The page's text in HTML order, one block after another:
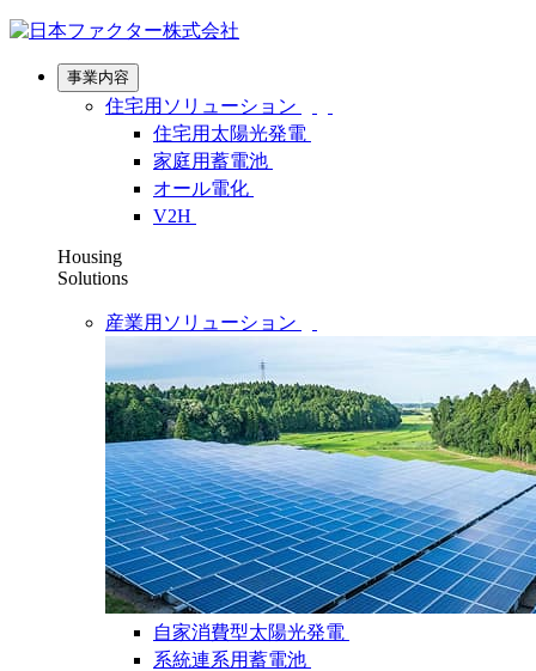
事業内容
住宅用ソリューション
住宅用太陽光発電
家庭用蓄電池
オール電化
V2H
Housing
Solutions
産業用ソリューション
自家消費型太陽光発電
系統連系用蓄電池